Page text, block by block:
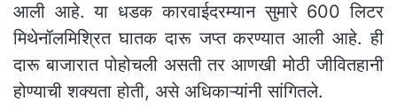
आली आहे. या धडक कारवाईदरम्यान सुमारे 600 लिटर
मिथेनॉलमिश्रित घातक दारू जप्त करण्यात आली आहे. ही
दारू बाजारात पोहोचली असती तर आणखी मोठी जीवितहानी
होण्याची शक्यता होती, असे अधिकाऱ्यांनी सांगितले.